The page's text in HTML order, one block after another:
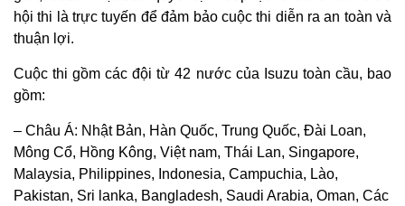
hội thi là trực tuyến để đảm bảo cuộc thi diễn ra an toàn và
thuận lợi.
Cuộc thi gồm các đội từ 42 nước của Isuzu toàn cầu, bao
gồm:
– Châu Á: Nhật Bản, Hàn Quốc, Trung Quốc, Đài Loan,
Mông Cổ, Hồng Kông, Việt nam, Thái Lan, Singapore,
Malaysia, Philippines, Indonesia, Campuchia, Lào,
Pakistan, Sri lanka, Bangladesh, Saudi Arabia, Oman, Các